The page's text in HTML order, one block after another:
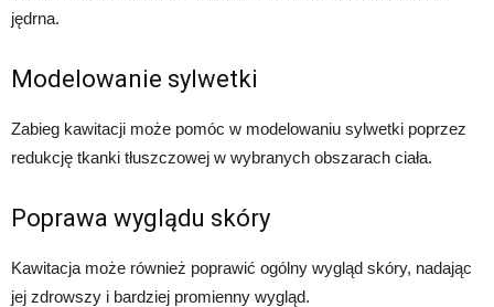
jędrna.
Modelowanie sylwetki
Zabieg kawitacji może pomóc w modelowaniu sylwetki poprzez
redukcję tkanki tłuszczowej w wybranych obszarach ciała.
Poprawa wyglądu skóry
Kawitacja może również poprawić ogólny wygląd skóry, nadając
jej zdrowszy i bardziej promienny wygląd.